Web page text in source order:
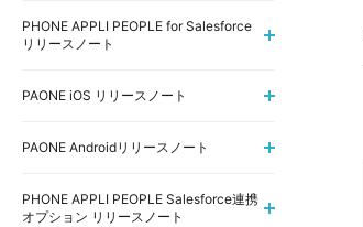
PHONE APPLI PEOPLE for Salesforce
リリースノート
PAONE iOS リリースノート
PAONE Androidリリースノート
PHONE APPLI PEOPLE Salesforce連携
オプション リリースノート